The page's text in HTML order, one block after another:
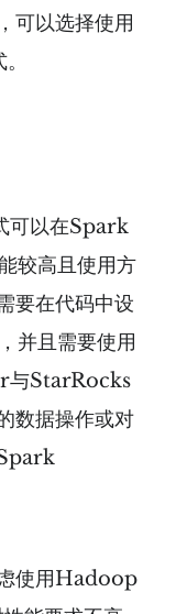
可以选择使用
可以在Spark
较高且使用方
要在代码中设
并且需要使用
与StarRocks
数据操作或对
使用Hadoop